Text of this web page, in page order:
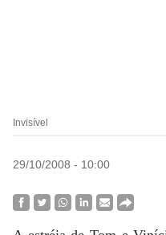
Invisível
29/10/2008 - 10:00